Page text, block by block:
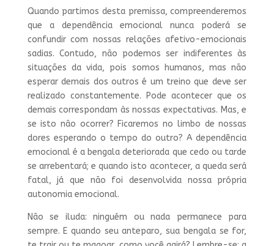
Quando partimos desta premissa, compreenderemos
que a dependência emocional nunca poderá se
confundir com nossas relações afetivo-emocionais
sadias. Contudo, não podemos ser indiferentes às
situações da vida, pois somos humanos, mas não
esperar demais dos outros é um treino que deve ser
realizado constantemente. Pode acontecer que os
demais correspondam às nossas expectativas. Mas, e
se isto não ocorrer? Ficaremos no limbo de nossas
dores esperando o tempo do outro? A dependência
emocional é a bengala deteriorada que cedo ou tarde
se arrebentará; e quando isto acontecer, a queda será
fatal, já que não foi desenvolvida nossa própria
autonomia emocional.
Não se iluda: ninguém ou nada permanece para
sempre. E quando seu anteparo, sua bengala se for,